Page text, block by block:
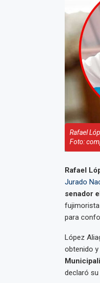
Rafael
Foto:
Rafael
Jurado
senador
fujimorista
para
López
obtenido
declaró